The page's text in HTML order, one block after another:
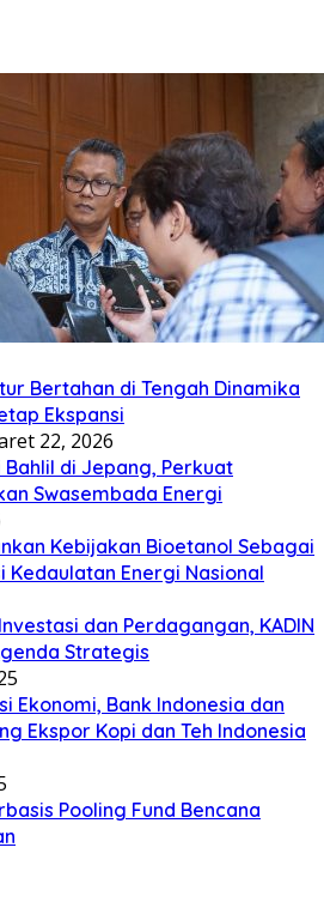
Bertahan di Tengah Dinamika
Ekspansi
22, 2026
di Jepang, Perkuat
Swasembada Energi
Kebijakan Bioetanol Sebagai
Kedaulatan Energi Nasional
dan Perdagangan, KADIN
Strategis
Ekonomi, Bank Indonesia dan
Ekspor Kopi dan Teh Indonesia
Pooling Fund Bencana